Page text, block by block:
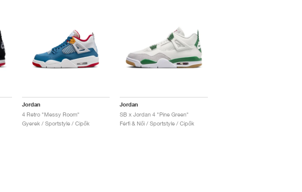
Jordan
4 Retro "Messy Room"
Gyerek / Sportstyle / Cipők
Jordan
SB x Jordan 4 "Pine Green"
Férfi & Női / Sportstyle / Cipők